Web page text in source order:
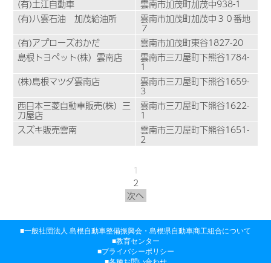
(有)土江自動車
雲南市加茂町加茂中938-1
(有)八雲石油 加茂給油所
雲南市加茂町加茂中３０番地
７
(有)アプローズおかだ
雲南市加茂町東谷1827-20
島根トヨペット(株）雲南店
雲南市三刀屋町下熊谷1784-
1
(株)島根マツダ雲南店
雲南市三刀屋町下熊谷1659-
3
西日本三菱自動車販売(株）三
刀屋店
雲南市三刀屋町下熊谷1622-
1
スズキ販売雲南
雲南市三刀屋町下熊谷1651-
2
1
2
次へ
一般社団法人 島根自動車整備振興会・ 島根県自動車商工組合について
教育センター
プライバシーポリシー